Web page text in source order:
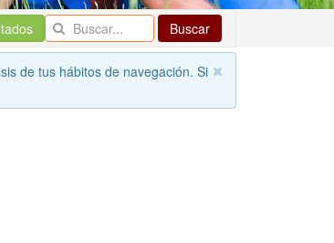
Buscar
de tus hábitos de navegación. Si